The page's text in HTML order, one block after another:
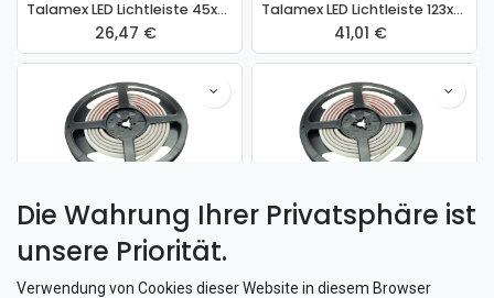
Talamex LED Lichtleiste 45xSMD-3,5x1,35DC 12-14V 3,5 W 3000K
26,47 €
Talamex LED Lichtleiste 123xSMD-3,5x1,35DC 12-14V 11 W 3000K
41,01 €
Talamex LED Lichtleiste / Lichtband 120 12V 4,8 W 2200-4000k 50cm lang
Die Wahrung Ihrer Privatsphäre ist
unsere Priorität.
Verwendung von Cookies dieser Website in diesem Browser